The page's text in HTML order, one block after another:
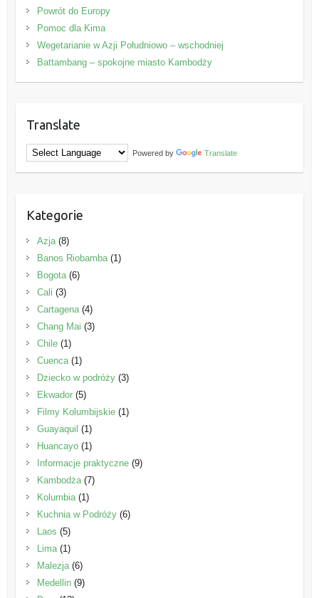
Powrót do Europy
Pomoc dla Kima
Wegetarianie w Azji Południowo – wschodniej
Battambang – spokojne miasto Kambodży
Translate
Powered by Translate
Kategorie
Azja(8)
Banos Riobamba(1)
Bogota(6)
Cali (3)
Cartagena(4)
Chang Mai (3)
Chile(1)
Cuenca(1)
Dziecko w podróży(3)
Ekwador(5)
Filmy Kolumbijskie(1)
Guayaquil (1)
Huancayo(1)
Informacje praktyczne(9)
Kambodża(7)
Kolumbia(1)
Kuchnia w Podróży(6)
Laos (5)
Lima(1)
Malezja(6)
Medellin(9)